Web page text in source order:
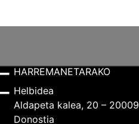
HARREMANETARAKO
Helbidea
Aldapeta kalea, 20 – 20009
Donostia